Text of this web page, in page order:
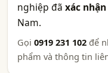
nghiệp đã xác
Nam.
Gọi 0919 231 102 để
phẩm và thông tin